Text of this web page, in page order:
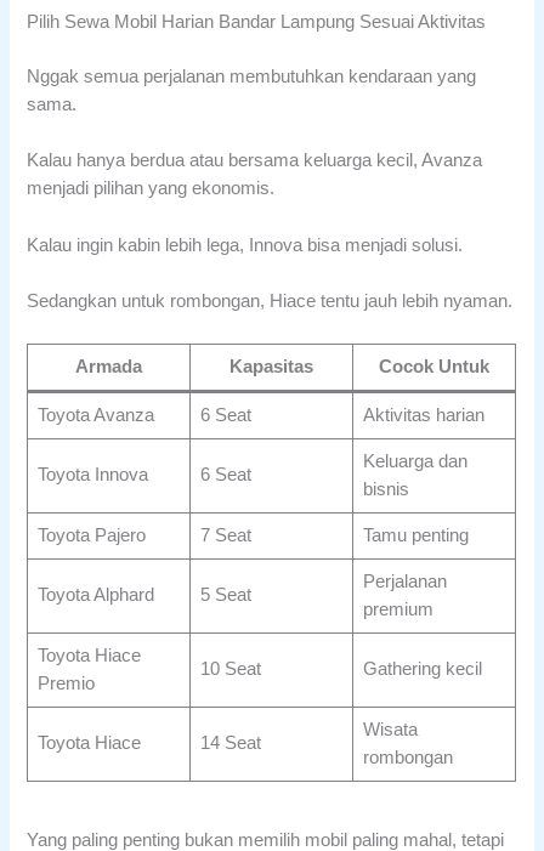
Pilih Sewa Mobil Harian Bandar Lampung Sesuai Aktivitas
Nggak semua perjalanan membutuhkan kendaraan yang
sama.
Kalau hanya berdua atau bersama keluarga kecil, Avanza
menjadi pilihan yang ekonomis.
Kalau ingin kabin lebih lega, Innova bisa menjadi solusi.
Sedangkan untuk rombongan, Hiace tentu jauh lebih nyaman.
Armada Kapasitas Cocok Untuk
Toyota Avanza 6 Seat Aktivitas harian
Toyota Innova 6 Seat
Keluarga dan
bisnis
Toyota Pajero 7 Seat Tamu penting
Toyota Alphard 5 Seat
Perjalanan
premium
Toyota Hiace
Premio
10 Seat Gathering kecil
Toyota Hiace 14 Seat
Wisata
rombongan
Yang paling penting bukan memilih mobil paling mahal, tetapi